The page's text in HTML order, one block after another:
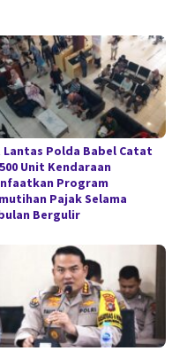
Lantas Polda Babel Catat
Unit Kendaraan
Program
Pajak Selama
Bergulir